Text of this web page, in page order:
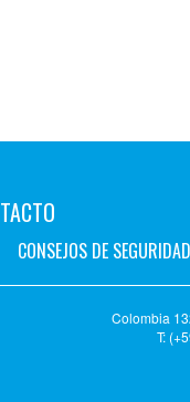
CONSEJOS DE SEGURIDAD
Colombia
T: